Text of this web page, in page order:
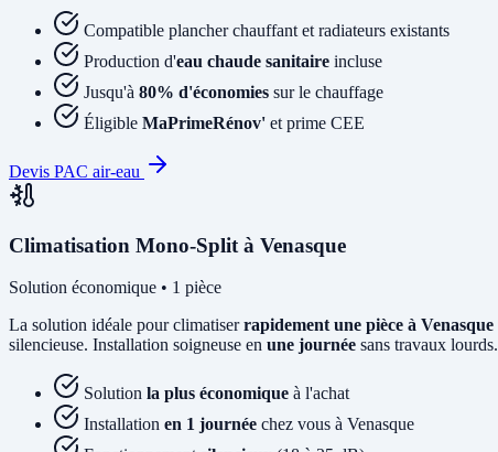
Compatible plancher chauffant et radiateurs existants
Production d'eau chaude sanitaire incluse
Jusqu'à 80% d'économies sur le chauffage
Éligible MaPrimeRénov' et prime CEE
Devis PAC air-eau
Climatisation Mono-Split à Venasque
Solution économique • 1 pièce
La solution idéale pour climatiserrapidement une pièce à Venasque
silencieuse. Installation soigneuse en une journée sans travaux lourds.
Solution la plus économique à l'achat
Installation en 1 journée chez vous à Venasque